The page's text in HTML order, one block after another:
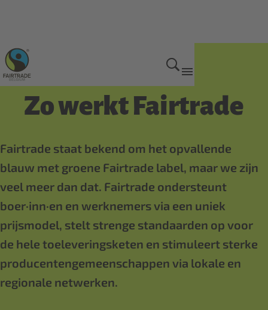
Wat is Fairtrade?
Zo werkt Fairtrade
Fairtrade staat bekend om het opvallende
blauw met groene Fairtrade label, maar we zijn
veel meer dan dat. Fairtrade ondersteunt
boer·inn·en en werknemers via een uniek
prijsmodel, stelt strenge standaarden op voor
de hele toeleveringsketen en stimuleert sterke
producentengemeenschappen via lokale en
regionale netwerken.